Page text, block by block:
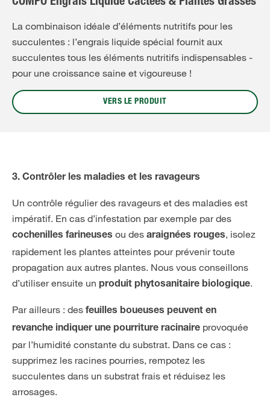
COMPO Engrais Liquide Cactées & Plantes Grasses
La combinaison idéale d’éléments nutritifs pour les
succulentes : l’engrais liquide spécial fournit aux
succulentes tous les éléments nutritifs indispensables -
pour une croissance saine et vigoureuse !
VERS LE PRODUIT
3. Contrôler les maladies et les ravageurs
Un contrôle régulier des ravageurs et des maladies est
impératif. En cas d’infestation par exemple par des
cochenilles farineuses ou des araignées rouges, isolez
rapidement les plantes atteintes pour prévenir toute
propagation aux autres plantes. Nous vous conseillons
d’utiliser ensuite un produit phytosanitaire biologique.
Par ailleurs : des feuilles boueuses peuvent en
revanche indiquer une pourriture racinaire provoquée
par l’humidité constante du substrat. Dans ce cas :
supprimez les racines pourries, rempotez les
succulentes dans un substrat frais et réduisez les
arrosages.